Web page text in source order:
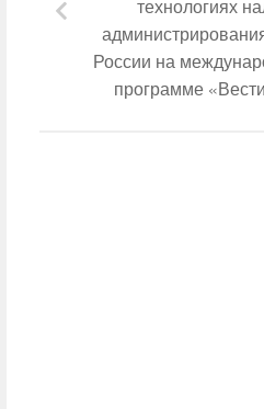
технологиях
России на
программе